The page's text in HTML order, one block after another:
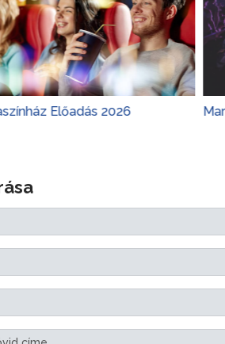
2026 Margitsziget